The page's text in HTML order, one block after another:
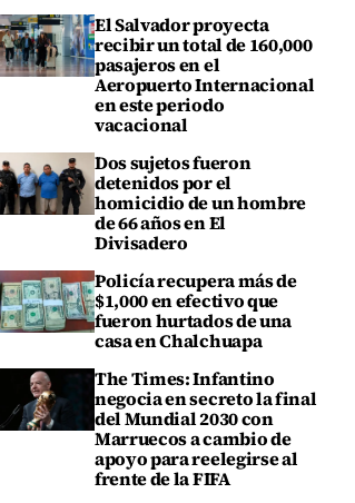
El Salvador proyecta
recibir un total de 160,000
pasajeros en el
Aeropuerto Internacional
en este periodo
vacacional
Dos sujetos fueron
detenidos por el
homicidio de un hombre
de 66 años en El
Divisadero
Policía recupera más de
$1,000 en efectivo que
fueron hurtados de una
casa en Chalchuapa
The Times: Infantino
negocia en secreto la final
del Mundial 2030 con
Marruecos a cambio de
apoyo para reelegirse al
frente de la FIFA